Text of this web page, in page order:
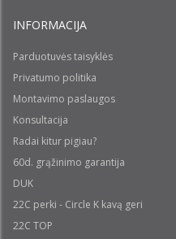
INFORMACIJA
Parduotuvės taisyklės
Privatumo politika
Montavimo paslaugos
Konsultacija
Radai kitur pigiau?
60d. grąžinimo garantija
DUK
22C perki - Circle K kavą geri
22C TOP